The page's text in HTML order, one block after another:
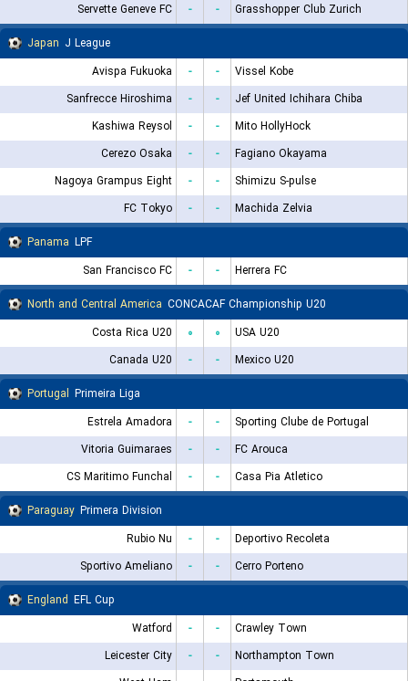
Servette Geneve FC
- -
Grasshopper Club Zurich
Japan J League
Avispa Fukuoka
- -
Vissel Kobe
Sanfrecce Hiroshima
- -
Jef United Ichihara Chiba
Kashiwa Reysol
- -
Mito HollyHock
Cerezo Osaka
- -
Fagiano Okayama
Nagoya Grampus Eight
- -
Shimizu S-pulse
FC Tokyo
- -
Machida Zelvia
Panama LPF
San Francisco FC
- -
Herrera FC
North and Central America CONCACAF Championship U20
Costa Rica U20
۰ ۰
USA U20
Canada U20
- -
Mexico U20
Portugal Primeira Liga
Estrela Amadora
- -
Sporting Clube de Portugal
Vitoria Guimaraes
- -
FC Arouca
CS Maritimo Funchal
- -
Casa Pia Atletico
Paraguay Primera Division
Rubio Nu
- -
Deportivo Recoleta
Sportivo Ameliano
- -
Cerro Porteno
England EFL Cup
Watford
- -
Crawley Town
Leicester City
- -
Northampton Town